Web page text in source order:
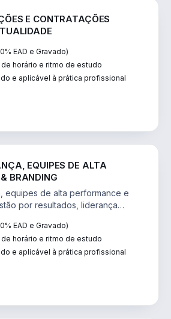
E CONTRATAÇÕES
EAD e Gravado)
horário e ritmo de estudo
e aplicável à prática profissional
EQUIPES DE ALTA
BRANDING
equipes de alta performance e
por resultados, liderança
EAD e Gravado)
horário e ritmo de estudo
e aplicável à prática profissional